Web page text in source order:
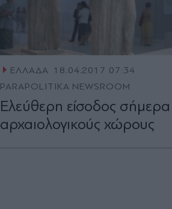
ΕΛΛΑΔΑ 18.04.2017 07:34
PARAPOLITIKA NEWSROOM
Ελεύθερη είσοδος σήμερα
αρχαιολογικούς χώρους